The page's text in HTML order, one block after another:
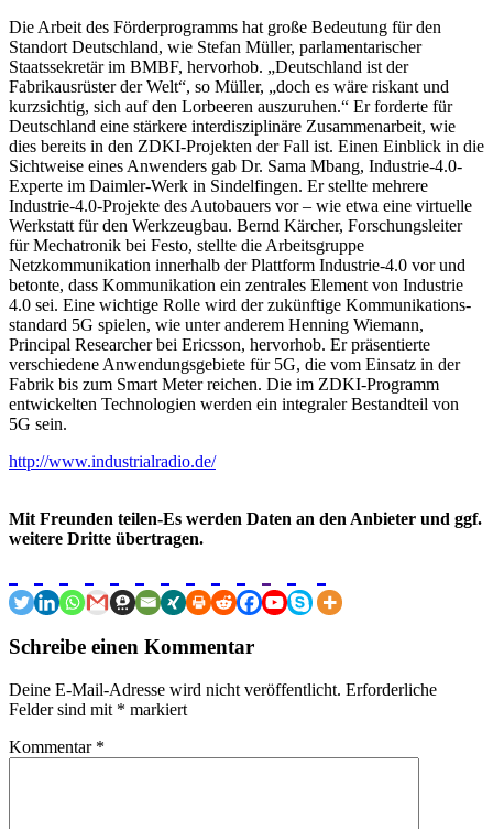
Die Arbeit des Förderprogramms hat große Bedeutung für den
Standort Deutschland, wie Stefan Müller, parlamentarischer
Staatssekretär im BMBF, hervorhob. „Deutschland ist der
Fabrikausrüster der Welt“, so Müller, „doch es wäre riskant und
kurzsichtig, sich auf den Lorbeeren auszuruhen.“ Er forderte für
Deutschland eine stärkere interdisziplinäre Zusammenarbeit, wie
dies bereits in den ZDKI-Projekten der Fall ist. Einen Einblick in die
Sichtweise eines Anwenders gab Dr. Sama Mbang, Industrie-4.0-
Experte im Daimler-Werk in Sindelfingen. Er stellte mehrere
Industrie-4.0-Projekte des Autobauers vor – wie etwa eine virtuelle
Werkstatt für den Werkzeugbau. Bernd Kärcher, Forschungsleiter
für Mechatronik bei Festo, stellte die Arbeitsgruppe
Netzkommunikation innerhalb der Plattform Industrie-4.0 vor und
betonte, dass Kommunikation ein zentrales Element von Industrie
4.0 sei. Eine wichtige Rolle wird der zukünftige Kommunikations-
standard 5G spielen, wie unter anderem Henning Wiemann,
Principal Researcher bei Ericsson, hervorhob. Er präsentierte
verschiedene Anwendungsgebiete für 5G, die vom Einsatz in der
Fabrik bis zum Smart Meter reichen. Die im ZDKI-Programm
entwickelten Technologien werden ein integraler Bestandteil von
5G sein.
http://www.industrialradio.de/
Mit Freunden teilen-Es werden Daten an den Anbieter und ggf.
weitere Dritte übertragen.
Schreibe einen Kommentar
Deine E-Mail-Adresse wird nicht veröffentlicht. Erforderliche
Felder sind mit * markiert
Kommentar *